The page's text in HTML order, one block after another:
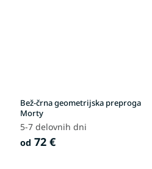
Bež-črna geometrijska preproga
Morty
5-7 delovnih dni
od 72 €